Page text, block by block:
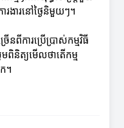
រងារនៅថ្ងៃនិមួយៗ។
នពីការប្រើប្រាស់កម្មវិធី
និត្យមើលថាតើកម្ម
។